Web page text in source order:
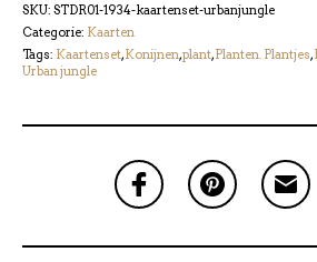
SKU: STDR01-1934-kaartenset-urbanjungle
Categorie: Kaarten
Tags: Kaartenset,Konijnen,plant,Planten. Plantjes,
Urban jungle